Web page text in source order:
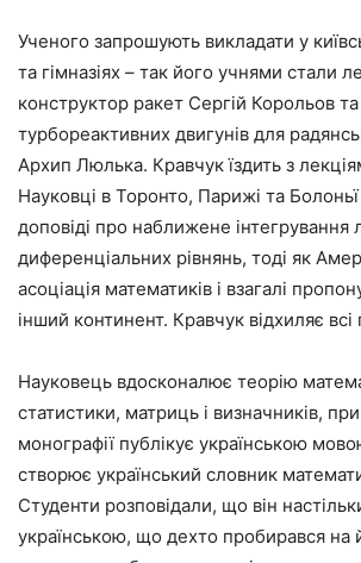
Ученого запрошують викладати у
та гімназіях – так його учнями стали
конструктор ракет Сергій Корольов
турбореактивних двигунів для
Архип Люлька. Кравчук їздить з
Науковці в Торонто, Парижі та
доповіді про наближене інтегрування
диференціальних рівнянь, тоді як
асоціація математиків і взагалі
інший континент. Кравчук відхиляє всі
Науковець вдосконалює теорію
статистики, матриць і визначників,
монографії публікує українською
створює український словник
Студенти розповідали, що він
українською, що дехто пробирався на